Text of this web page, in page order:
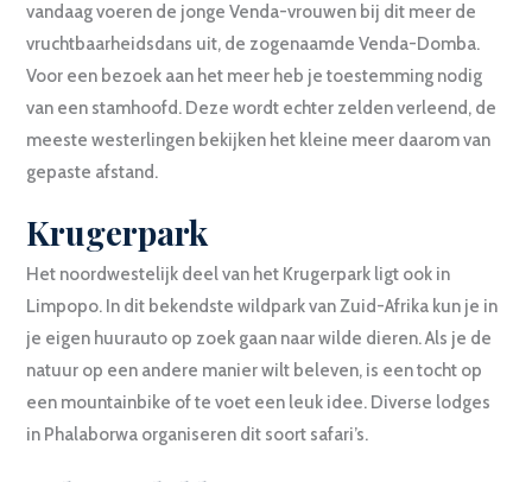
vandaag voeren de jonge Venda-vrouwen bij dit meer de
vruchtbaarheidsdans uit, de zogenaamde Venda-Domba.
Voor een bezoek aan het meer heb je toestemming nodig
van een stamhoofd. Deze wordt echter zelden verleend, de
meeste westerlingen bekijken het kleine meer daarom van
gepaste afstand.
Krugerpark
Het noordwestelijk deel van het Krugerpark ligt ook in
Limpopo. In dit bekendste wildpark van Zuid-Afrika kun je in
je eigen huurauto op zoek gaan naar wilde dieren. Als je de
natuur op een andere manier wilt beleven, is een tocht op
een mountainbike of te voet een leuk idee. Diverse lodges
in Phalaborwa organiseren dit soort safari’s.